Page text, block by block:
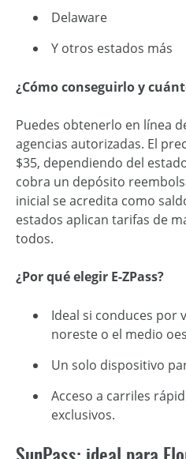
Delaware
Y otros estados más
¿Cómo conseguirlo y
Puedes obtenerlo en línea
agencias autorizadas. El
$35, dependiendo del
cobra un depósito
inicial se acredita como
estados aplican tarifas de
todos.
¿Por qué elegir E-ZPass?
Ideal si conduces por
noreste o el medio
Un solo dispositivo
Acceso a carriles
exclusivos.